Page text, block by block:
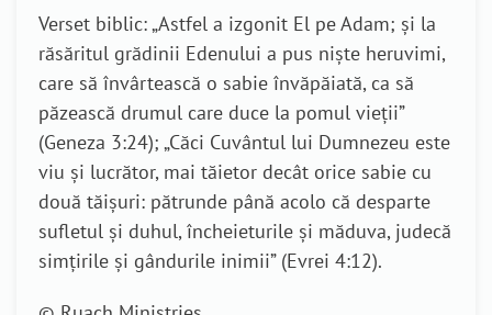
Verset biblic:„Astfel a izgonit El pe Adam; şi la
răsăritul grădinii Edenului a pus nişte heruvimi,
care să învârtească o sabie învăpăiată, ca să
păzească drumul care duce la pomul vieţii”
(Geneza 3:24); „Căci Cuvântul lui Dumnezeu este
viu şi lucrător, mai tăietor decât orice sabie cu
două tăişuri: pătrunde până acolo că desparte
sufletul şi duhul, încheieturile şi măduva, judecă
simţirile şi gândurile inimii” (Evrei 4:12).